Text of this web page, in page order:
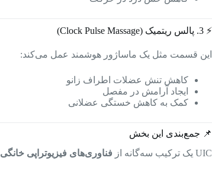
⚡ 3. پالس ریتمیک (Clock Pulse Massage)
این قسمت مثل یک ماساژور هوشمند عمل می‌کند:
کاهش تنش عضلات اطراف زانو
ایجاد آرامش در مفصل
کمک به کاهش خستگی عضلانی
📌 جمع‌بندی این بخش
UIC یک ترکیب سه‌گانه از
فناوری‌های فیزیوتراپی خانگی